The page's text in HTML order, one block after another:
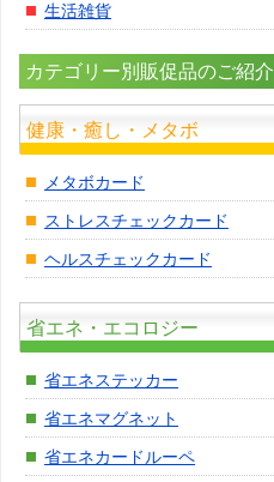
生活雑貨
カテゴリー別販促品のご紹介
健康・癒し・メタボ
メタボカード
ストレスチェックカード
ヘルスチェックカード
省エネ・エコロジー
省エネステッカー
省エネマグネット
省エネカードルーペ